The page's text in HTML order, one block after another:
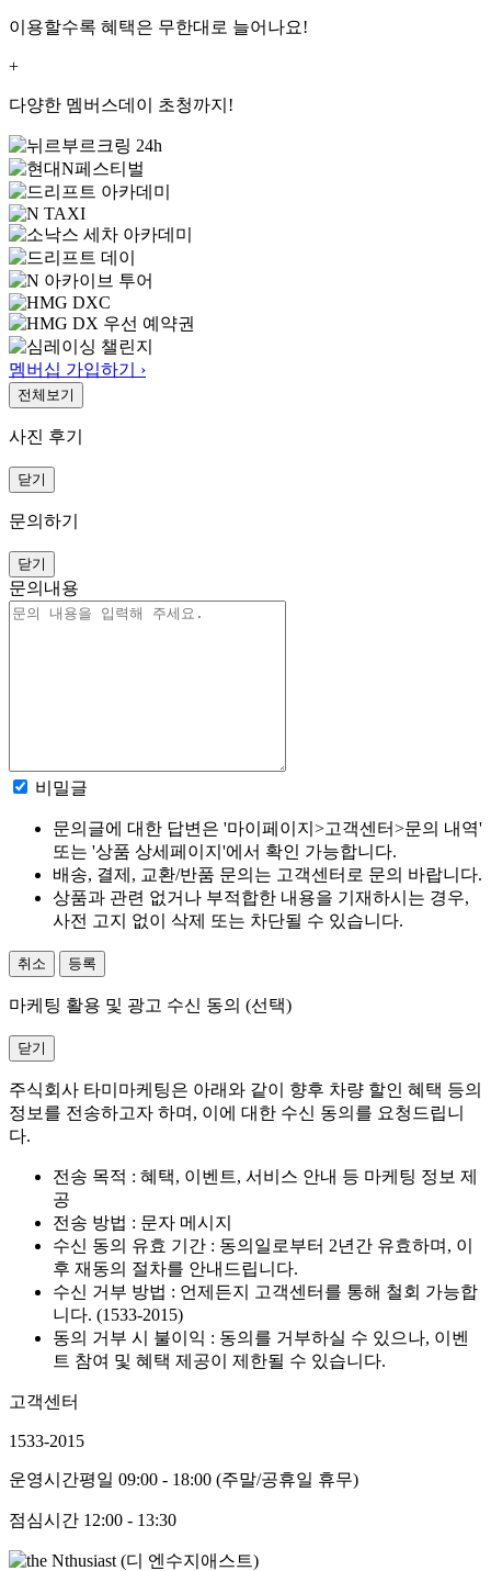
이용할수록 혜택은 무한대로 늘어나요!
+
다양한 멤버스데이 초청까지!
멤버십 가입하기 ›
전체보기
사진 후기
닫기
문의하기
닫기
문의내용
비밀글
문의글에 대한 답변은 '마이페이지>고객센터>문의 내역'
또는 '상품 상세페이지'에서 확인 가능합니다.
배송, 결제, 교환/반품 문의는 고객센터로 문의 바랍니다.
상품과 관련 없거나 부적합한 내용을 기재하시는 경우,
사전 고지 없이 삭제 또는 차단될 수 있습니다.
취소 등록
마케팅 활용 및 광고 수신 동의 (선택)
닫기
주식회사 타미마케팅은 아래와 같이 향후 차량 할인 혜택 등의
정보를 전송하고자 하며, 이에 대한 수신 동의를 요청드립니
다.
전송 목적 : 혜택, 이벤트, 서비스 안내 등 마케팅 정보 제
공
전송 방법 : 문자 메시지
수신 동의 유효 기간 : 동의일로부터 2년간 유효하며, 이
후 재동의 절차를 안내드립니다.
수신 거부 방법 : 언제든지 고객센터를 통해 철회 가능합
니다. (1533-2015)
동의 거부 시 불이익 : 동의를 거부하실 수 있으나, 이벤
트 참여 및 혜택 제공이 제한될 수 있습니다.
고객센터
1533-2015
운영시간평일 09:00 - 18:00 (주말/공휴일 휴무)
점심시간 12:00 - 13:30